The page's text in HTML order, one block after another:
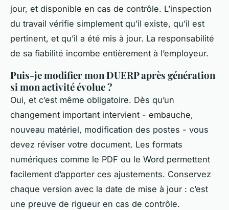
jour, et disponible en cas de contrôle. L’inspection
du travail vérifie simplement qu’il existe, qu’il est
pertinent, et qu’il a été mis à jour. La responsabilité
de sa fiabilité incombe entièrement à l’employeur.
Puis-je modifier mon DUERP après génération
si mon activité évolue ?
Oui, et c’est même obligatoire. Dès qu’un
changement important intervient - embauche,
nouveau matériel, modification des postes - vous
devez réviser votre document. Les formats
numériques comme le PDF ou le Word permettent
facilement d’apporter ces ajustements. Conservez
chaque version avec la date de mise à jour : c’est
une preuve de rigueur en cas de contrôle.